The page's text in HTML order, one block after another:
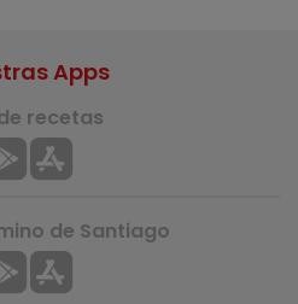
Apps
recetas
de Santiago